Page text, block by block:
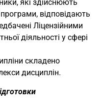
які здійснюють
програми, відповідають
Ліцензійними
діяльності у сфері
складено
дисциплін.